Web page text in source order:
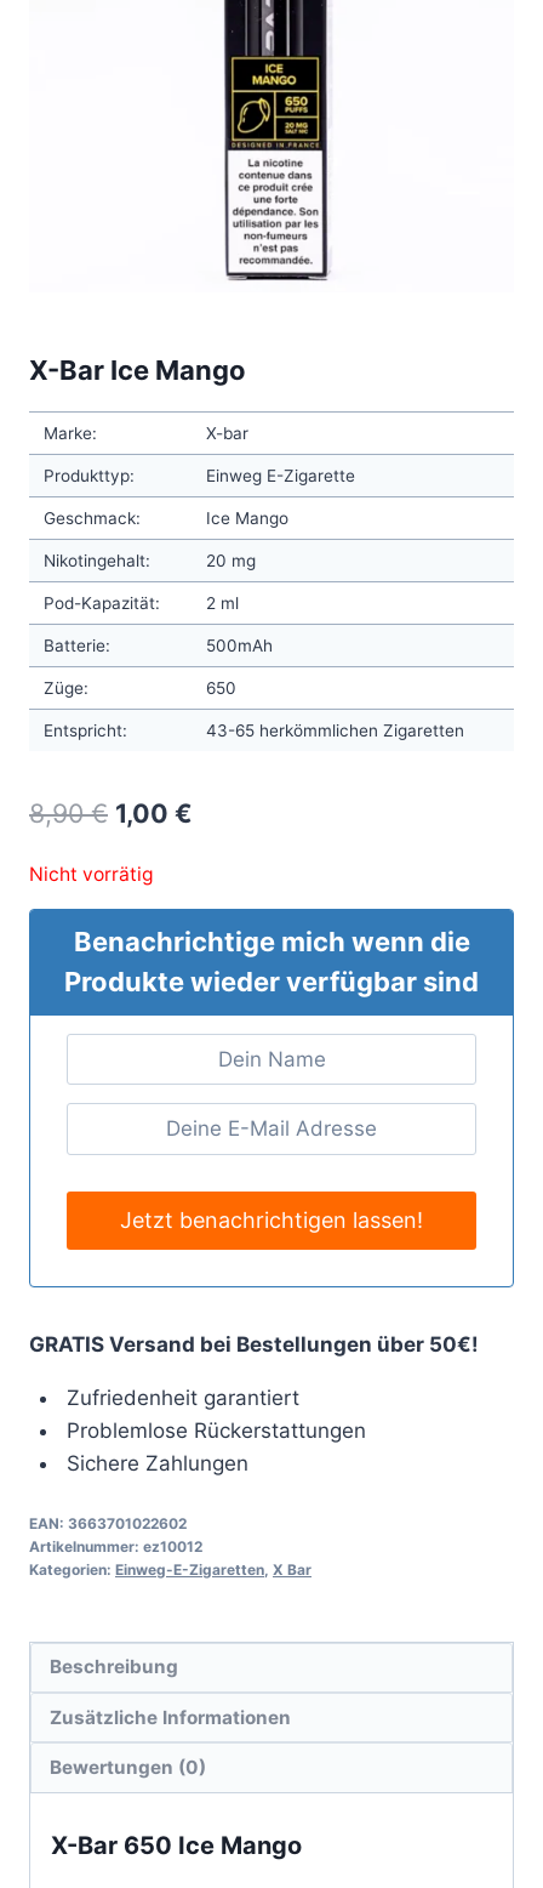
X-Bar Ice Mango
Marke: X-bar
Produkttyp: Einweg E-Zigarette
Geschmack: Ice Mango
Nikotingehalt: 20 mg
Pod-Kapazität: 2 ml
Batterie: 500mAh
Züge: 650
Entspricht: 43-65 herkömmlichen Zigaretten
8,90€ Original
was:
8,90 €.
1,00 €
1,00 €.
Nicht vorrätig
Benachrichtige mich wenn die
Produkte wieder verfügbar sind
GRATIS Versand bei Bestellungen über 50€!
Zufriedenheit garantiert
Problemlose Rückerstattungen
Sichere Zahlungen
EAN: 3663701022602
Artikelnummer: ez10012
Kategorien: Einweg-E-Zigaretten X Bar
Beschreibung
Zusätzliche Informationen
Bewertungen (0)
X-Bar 650 Ice Mango